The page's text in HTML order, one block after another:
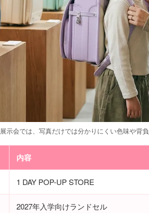
展示会では、写真だけでは分かりにくい色味や背
内容
1 DAY POP-UP STORE
2027年入学向けランドセル